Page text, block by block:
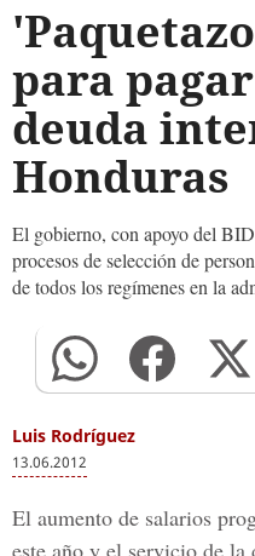
para
deuda
Honduras
El gobierno, con apoyo del
procesos de selección de
de todos los regímenes en la
Luis Rodríguez
13.06.2012
El aumento de salarios
este año y el servicio de la